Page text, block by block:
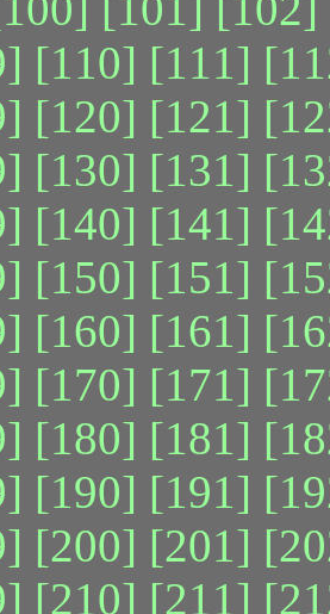
[110] [111]
[120] [121]
[130] [131]
[140] [141]
[150] [151]
[160] [161]
[170] [171]
[180] [181]
[190] [191]
[200] [201]
[210] [211]